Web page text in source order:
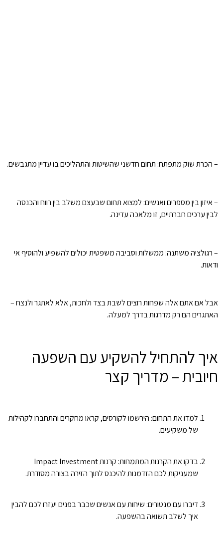
– הכרת שוק מתפתח: תחום חדשני שהשיטות והתהליכים בו עדיין מתגבשים.
– איזון בין מספרים ואנשים: למצוא תחום שבעצם משלב בין רווח והכנסה
לבין ערכים חברתיים, זו מלאכה עדינה.
– רגולציה משתנה: ממשלות וסביבה משפטית יכולים להשפיע ולהוסיף אי
ודאות.
אבל אם אתם אלה שפחות רוצים לשבת בצד ולחכות, אלא לאתגר ולנצח –
האתגרים הם רק מדרגות בדרך למעלה.
איך להתחיל להשקיע עם השפעה
חיובית – מדריך קצר
למדו את התחום: הירשמו לקורסים, קראו מחקרים והתחברו לקהילות
של משקיעים.
בדקו את הקרנות המתמחות: קרנות Impact Investment
שמעניקות לכם הזדמנות להיכנס לתוך הזירה בצורה מסודרת.
דיברו עם מנטורים: שיחות עם אנשים שכבר בפנים יעזרו לכם להבין
איך לשלב תשואה בהשפעה.